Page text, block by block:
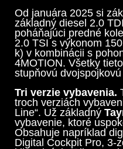
Od januára 2025 si
základný diesel 2.0
poháňajúci predné
2.0 TSI s výkonom
k) v kombinácii s
4MOTION. Všetky
stupňovú
Tri verzie vybavenia.
troch verziách
Line“. Už základný
vybavenie, ktoré
Obsahuje napríklad
Digital Cockpit Pro, 3-